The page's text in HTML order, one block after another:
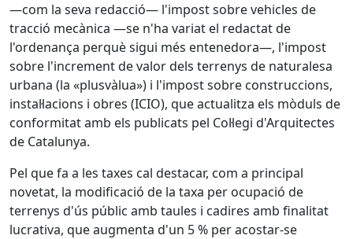
—com la seva redacció— l'impost sobre vehicles de
tracció mecànica —se n'ha variat el redactat de
l'ordenança perquè sigui més entenedora—, l'impost
sobre l'increment de valor dels terrenys de naturalesa
urbana (la «plusvàlua») i l'impost sobre construccions,
instal·lacions i obres (ICIO), que actualitza els mòduls de
conformitat amb els publicats pel Col·legi d'Arquitectes
de Catalunya.
Pel que fa a les taxes cal destacar, com a principal
novetat, la modificació de la taxa per ocupació de
terrenys d'ús públic amb taules i cadires amb finalitat
lucrativa, que augmenta d'un 5 % per acostar-se